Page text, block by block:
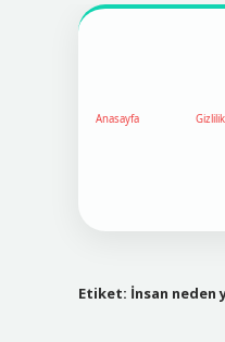
Anasayfa
Etiket: İnsan neden